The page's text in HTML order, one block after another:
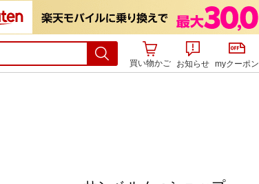
買い物かご お知らせ myクーポン